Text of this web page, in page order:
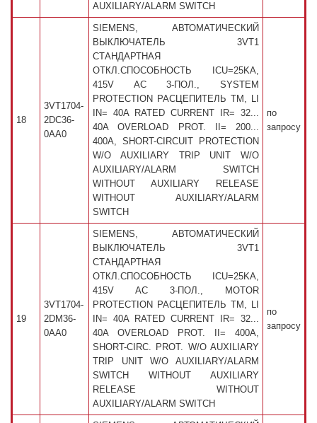
AUXILIARY/ALARM SWITCH
18
3VT1704-
2DC36-
0AA0
SIEMENS, АВТОМАТИЧЕСКИЙ
ВЫКЛЮЧАТЕЛЬ 3VT1
СТАНДАРТНАЯ
ОТКЛ.СПОСОБНОСТЬ ICU=25KA,
415V AC 3-ПОЛ., SYSTEM
PROTECTION РАСЦЕПИТЕЛЬ TM, LI
IN= 40A RATED CURRENT IR= 32...
40A OVERLOAD PROT. II= 200...
400A, SHORT-CIRCUIT PROTECTION
W/O AUXILIARY TRIP UNIT W/O
AUXILIARY/ALARM SWITCH
WITHOUT AUXILIARY RELEASE
WITHOUT AUXILIARY/ALARM
SWITCH
по
запросу
19
3VT1704-
2DM36-
0AA0
SIEMENS, АВТОМАТИЧЕСКИЙ
ВЫКЛЮЧАТЕЛЬ 3VT1
СТАНДАРТНАЯ
ОТКЛ.СПОСОБНОСТЬ ICU=25KA,
415V AC 3-ПОЛ., MOTOR
PROTECTION РАСЦЕПИТЕЛЬ TM, LI
IN= 40A RATED CURRENT IR= 32...
40A OVERLOAD PROT. II= 400A,
SHORT-CIRC. PROT. W/O AUXILIARY
TRIP UNIT W/O AUXILIARY/ALARM
SWITCH WITHOUT AUXILIARY
RELEASE WITHOUT
AUXILIARY/ALARM SWITCH
по
запросу